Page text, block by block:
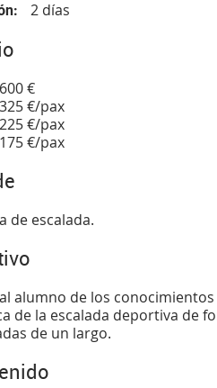
2 días
€
€/pax
€/pax
€/pax
de escalada.
alumno de los
de la escalada deportiva de
de un largo.